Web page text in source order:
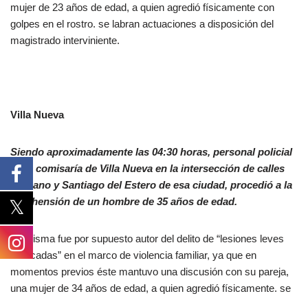
mujer de 23 años de edad, a quien agredió físicamente con
golpes en el rostro. se labran actuaciones a disposición del
magistrado interviniente.
Villa Nueva
Siendo aproximadamente las 04:30 horas, personal policial
de la comisaría de Villa Nueva en la intersección de calles
Cárcano y Santiago del Estero de esa ciudad, procedió a la
aprehensión de un hombre de 35 años de edad.
La misma fue por supuesto autor del delito de “lesiones leves
calificadas” en el marco de violencia familiar, ya que en
momentos previos éste mantuvo una discusión con su pareja,
una mujer de 34 años de edad, a quien agredió físicamente. se